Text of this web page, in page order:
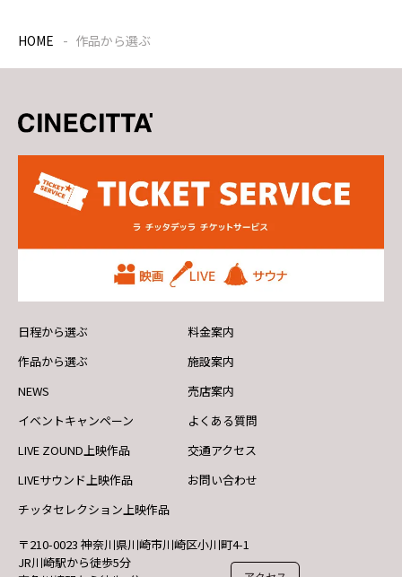
HOME 作品から選ぶ
〒210-0023 神奈川県川崎市川崎区小川町4-1
JR川崎駅から徒歩5分
日程から選ぶ
作品から選ぶ
NEWS
イベントキャンペーン
LIVE ZOUND上映作品
LIVEサウンド上映作品
チッタセレクション上映作品
料金案内
施設案内
売店案内
よくある質問
交通アクセス
お問い合わせ